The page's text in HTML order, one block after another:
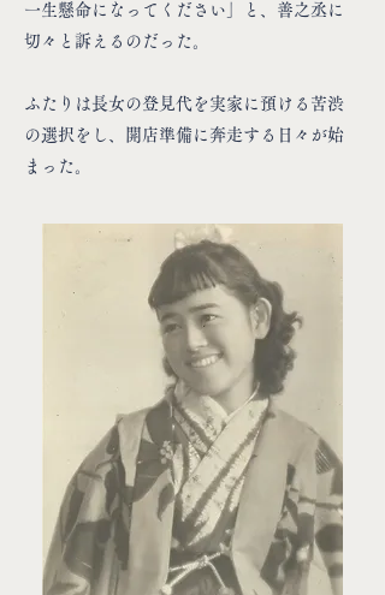
一生懸命になってください」と、善之丞に
切々と訴えるのだった。
ふたりは長女の登見代を実家に預ける苦渋
の選択をし、開店準備に奔走する日々が始
まった。